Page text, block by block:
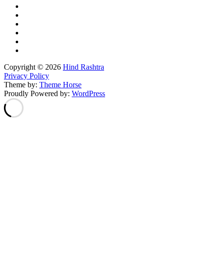
Copyright © 2026 Hind Rashtra
Privacy Policy
Theme by: Theme Horse
Proudly Powered by: WordPress